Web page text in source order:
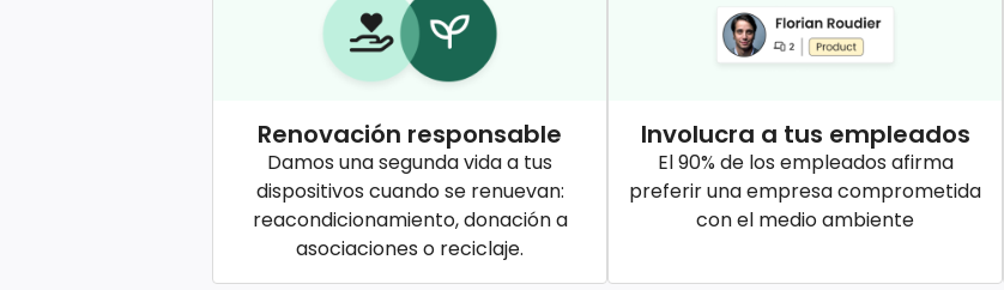
Renovación responsable
Damos una segunda vida a tus
dispositivos cuando se renuevan:
reacondicionamiento, donación a
asociaciones o reciclaje.
Involucra a tus empleados
El 90% de los empleados afirma
preferir una empresa comprometida
con el medio ambiente